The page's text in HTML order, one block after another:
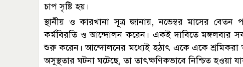
চাপ সৃষ্টি হয়।
স্থানীয় ও কারখানা সূত্র জানায়, নভেম্বর মাসের
কর্মবিরতি ও আন্দোলন করেন। একই দাবিতে মঙ্গলবার
শুরু করেন। আন্দোলনের মধ্যেই হঠাৎ একে একে
অসুস্থতার ঘটনা ঘটেছে, তা তাৎক্ষণিকভাবে নিশ্চিত হওয়া